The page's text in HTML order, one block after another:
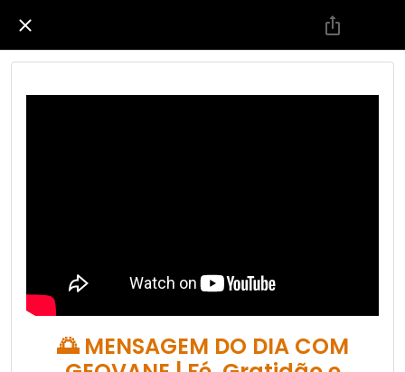
🌅 MENSAGEM DO DIA COM